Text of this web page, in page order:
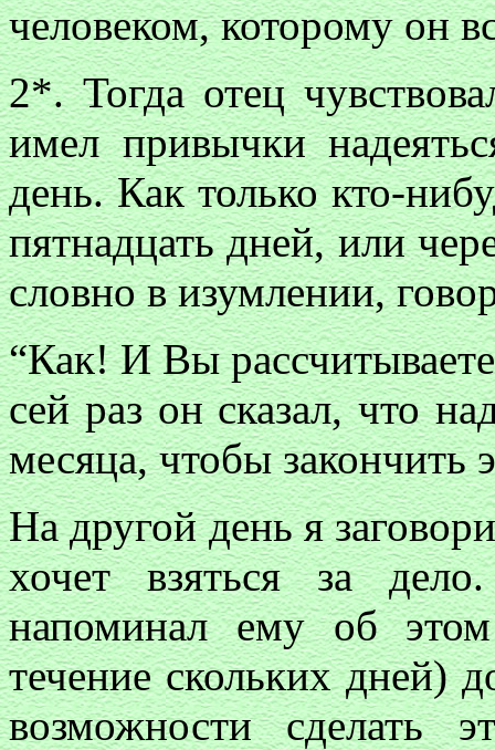
человеком, которому он
2*. Тогда отец
имел привычки
день. Как только кто-
пятнадцать дней, или
словно в изумлении,
“Как! И Вы
сей раз он сказал, что
месяца, чтобы закончить
На другой день я
хочет взяться за
напоминал ему об
течение скольких дней)
возможности сделать